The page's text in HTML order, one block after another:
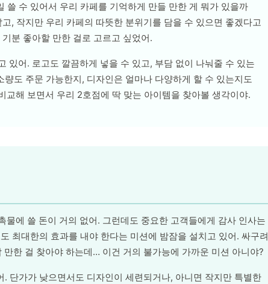
쓸 수 있어서 우리 카페를 기억하게 만들 만한 게 뭐가 있을까
, 작지만 우리 카페의 따뜻한 분위기를 담을 수 있으면 좋겠다고
분 좋아할 만한 걸로 고르고 싶었어.
있어. 로고도 깔끔하게 넣을 수 있고, 부담 없이 나눠줄 수 있는
도 주문 가능한지, 디자인은 얼마나 다양하게 할 수 있는지도
교해 보면서 우리 2호점에 딱 맞는 아이템을 찾아볼 생각이야.
물에 쓸 돈이 거의 없어. 그런데도 중요한 고객들에게 감사 인사는
최대한의 효과를 내야 한다는 미션에 밤잠을 설치고 있어. 싸구려
한 걸 찾아야 하는데… 이건 거의 불가능에 가까운 미션 아니야?
단가가 낮으면서도 디자인이 세련되거나, 아니면 작지만 특별한